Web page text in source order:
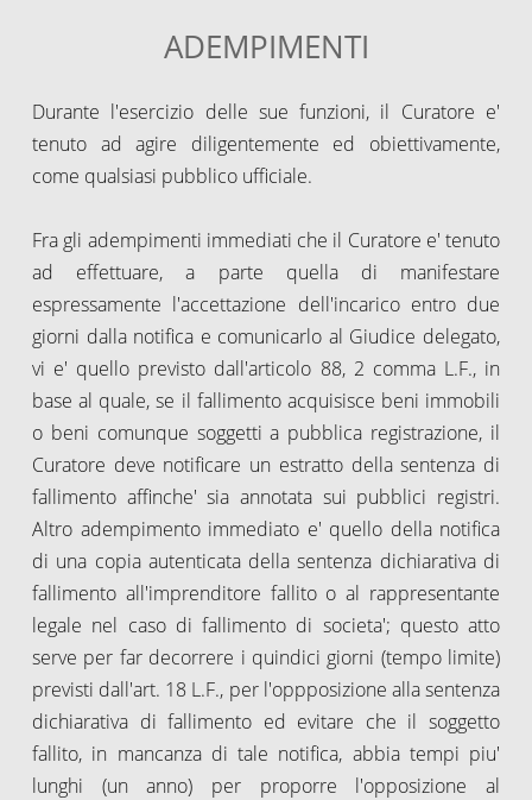
ADEMPIMENTI
Durante l'esercizio delle sue funzioni, il Curatore e'
tenuto ad agire diligentemente ed obiettivamente,
come qualsiasi pubblico ufficiale.
Fra gli adempimenti immediati che il Curatore e' tenuto
ad effettuare, a parte quella di manifestare
espressamente l'accettazione dell'incarico entro due
giorni dalla notifica e comunicarlo al Giudice delegato,
vi e' quello previsto dall'articolo 88, 2 comma L.F., in
base al quale, se il fallimento acquisisce beni immobili
o beni comunque soggetti a pubblica registrazione, il
Curatore deve notificare un estratto della sentenza di
fallimento affinche' sia annotata sui pubblici registri.
Altro adempimento immediato e' quello della notifica
di una copia autenticata della sentenza dichiarativa di
fallimento all'imprenditore fallito o al rappresentante
legale nel caso di fallimento di societa'; questo atto
serve per far decorrere i quindici giorni (tempo limite)
previsti dall'art. 18 L.F., per l'oppposizione alla sentenza
dichiarativa di fallimento ed evitare che il soggetto
fallito, in mancanza di tale notifica, abbia tempi piu'
lunghi (un anno) per proporre l'opposizione al